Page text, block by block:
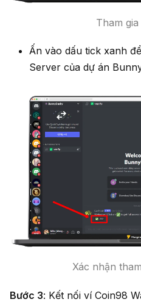
Tham
Ấn vào dấu tick xanh
Server của dự án
Xác nhận
Bước 3: Kết nối ví Coin98